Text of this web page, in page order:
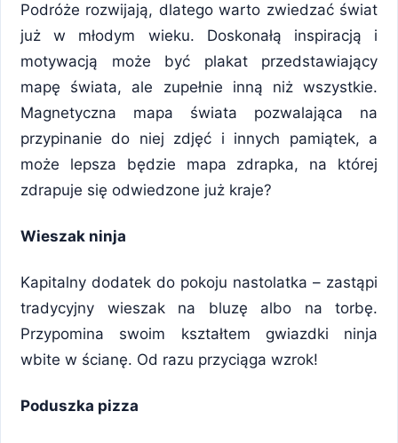
Podróże rozwijają, dlatego warto zwiedzać świat
już w młodym wieku. Doskonałą inspiracją i
motywacją może być plakat przedstawiający
mapę świata, ale zupełnie inną niż wszystkie.
Magnetyczna mapa świata pozwalająca na
przypinanie do niej zdjęć i innych pamiątek, a
może lepsza będzie mapa zdrapka, na której
zdrapuje się odwiedzone już kraje?
Wieszak ninja
Kapitalny dodatek do pokoju nastolatka – zastąpi
tradycyjny wieszak na bluzę albo na torbę.
Przypomina swoim kształtem gwiazdki ninja
wbite w ścianę. Od razu przyciąga wzrok!
Poduszka pizza